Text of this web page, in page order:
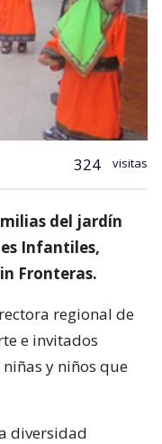
324 visitas
del jardín
Infantiles,
Fronteras.
regional de
e invitados
y niños que
diversidad